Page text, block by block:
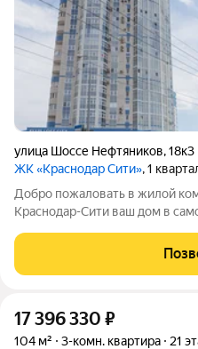
улица Шоссе Нефтяников,18к3
ЖК «Краснодар Сити», 1
Добро пожаловать в жилой
Краснодар-Сити ваш дом в самом центре города.
метров. Две изолированные
квадратных метров с
17 396 330 ₽
104 м² 3-комн. квартира 21